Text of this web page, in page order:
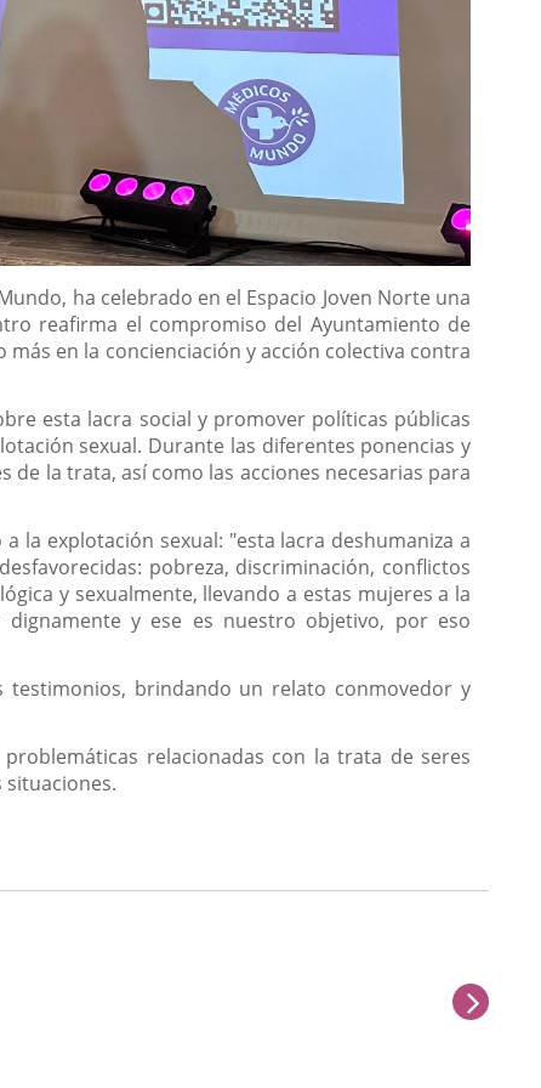
ha celebrado en el Espacio Joven Norte una
reafirma el compromiso del Ayuntamiento de
en la concienciación y acción colectiva contra
esta lacra social y promover políticas públicas
sexual. Durante las diferentes ponencias y
la trata, así como las acciones necesarias para
la explotación sexual: "esta lacra deshumaniza a
pobreza, discriminación, conflictos
y sexualmente, llevando a estas mujeres a la
y ese es nuestro objetivo, por eso
brindando un relato conmovedor y
relacionadas con la trata de seres
next